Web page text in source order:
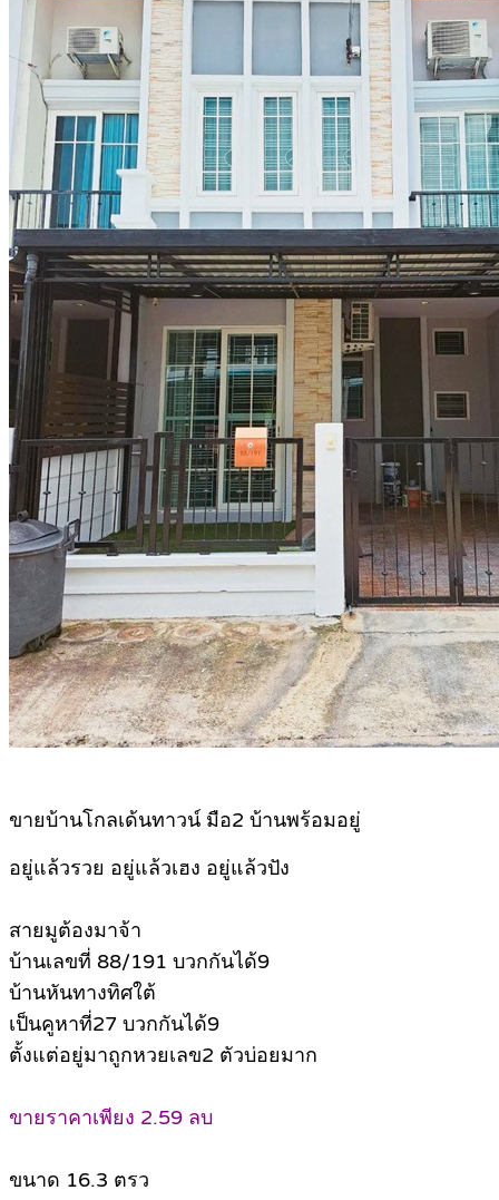
ขายบ้านโกลเด้นทาวน์ มือ2 บ้านพร้อมอยู่
อยู่แล้วรวย อยู่แล้วเฮง อยู่แล้วปัง
สายมูต้องมาจ้า
บ้านเลขที่ 88/191 บวกกันได้9
บ้านหันทางทิศใต้
เป็นคูหาที่27 บวกกันได้9
ตั้งแต่อยู่มาถูกหวยเลข2 ตัวบ่อยมาก
ขายราคาเพียง 2.59 ลบ
ขนาด 16.3 ตรว